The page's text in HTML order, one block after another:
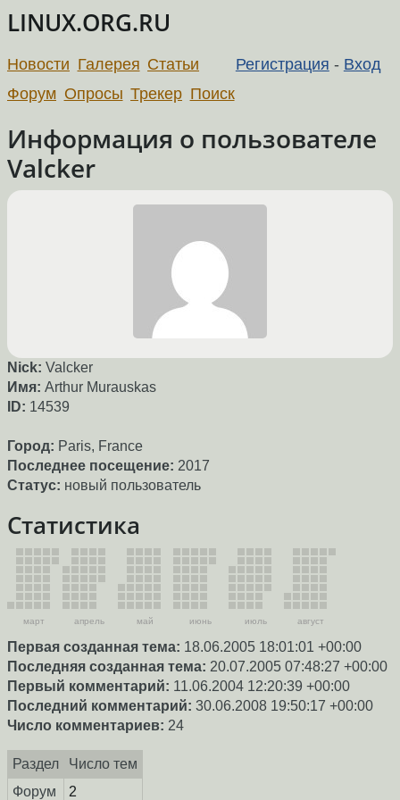
LINUX.ORG.RU
Регистрация - Вход
Новости Галерея Статьи
Форум Опросы Трекер Поиск
Информация о пользователе
Valcker
Nick: Valcker
Имя: Arthur Murauskas
ID: 14539
Город: Paris, France
Последнее посещение: 2017
Статус: новый пользователь
Статистика
март апрель май июнь июль август
Первая созданная тема: 18.06.2005 18:01:01 +00:00
Последняя созданная тема: 20.07.2005 07:48:27 +00:00
Первый комментарий: 11.06.2004 12:20:39 +00:00
Последний комментарий: 30.06.2008 19:50:17 +00:00
Число комментариев: 24
Раздел
Число тем
Форум
2